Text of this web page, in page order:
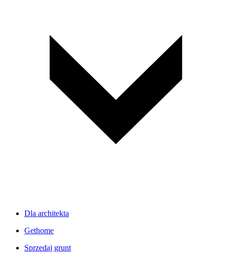
Dla architekta
Gethome
Sprzedaj grunt